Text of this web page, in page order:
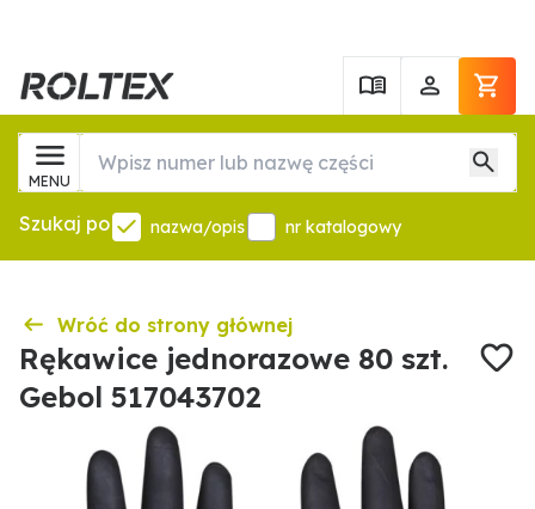
MENU
Szukaj po nazwa/opis nr katalogowy
Wróć do strony głównej
Rękawice jednorazowe 80 szt.
Gebol 517043702